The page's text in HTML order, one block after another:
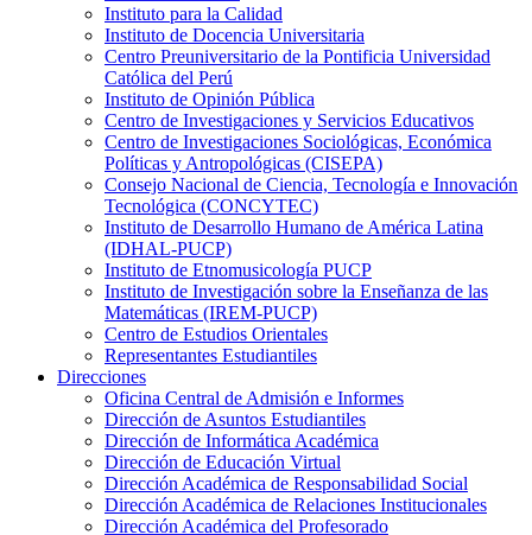
Instituto para la Calidad
Instituto de Docencia Universitaria
Centro Preuniversitario de la Pontificia Universidad
Católica del Perú
Instituto de Opinión Pública
Centro de Investigaciones y Servicios Educativos
Centro de Investigaciones Sociológicas, Económica
Políticas y Antropológicas (CISEPA)
Consejo Nacional de Ciencia, Tecnología e Innovación
Tecnológica (CONCYTEC)
Instituto de Desarrollo Humano de América Latina
(IDHAL-PUCP)
Instituto de Etnomusicología PUCP
Instituto de Investigación sobre la Enseñanza de las
Matemáticas (IREM-PUCP)
Centro de Estudios Orientales
Representantes Estudiantiles
Direcciones
Oficina Central de Admisión e Informes
Dirección de Asuntos Estudiantiles
Dirección de Informática Académica
Dirección de Educación Virtual
Dirección Académica de Responsabilidad Social
Dirección Académica de Relaciones Institucionales
Dirección Académica del Profesorado